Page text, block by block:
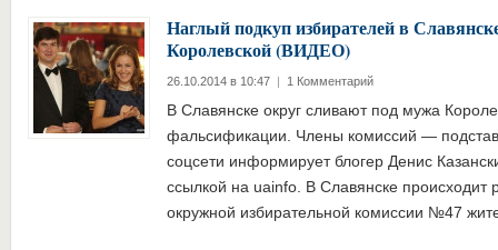
Наглый подкуп избирателей в
Королевской (ВИДЕО)
26.10.2014 в 10:47 | 1 Комментарий
В Славянске округ сливают под мужа
фальсификации. Члены комиссий —
соцсети информирует блогер Денис
ссылкой на uainfo. В Славянске происходит
окружной избирательной комиссии №47